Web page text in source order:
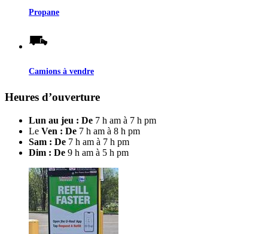
Propane
Camions à vendre
Heures d’ouverture
Lun au jeu : De 7 h am à 7 h pm
Le Ven : De 7 h am à 8 h pm
Sam : De 7 h am à 7 h pm
Dim : De 9 h am à 5 h pm